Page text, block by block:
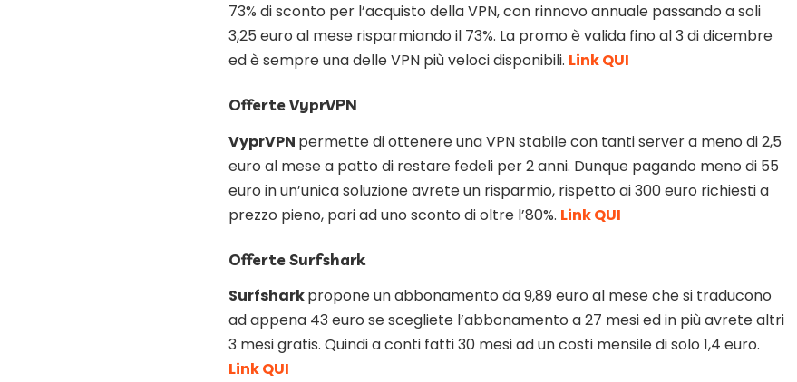
73% di sconto per l’acquisto della VPN, con rinnovo annuale passando a soli
3,25 euro al mese risparmiando il 73%. La promo è valida fino al 3 di dicembre
ed è sempre una delle VPN più veloci disponibili. Link QUI
Offerte VyprVPN
VyprVPN permette di ottenere una VPN stabile con tanti server a meno di 2,5
euro al mese a patto di restare fedeli per 2 anni. Dunque pagando meno di 55
euro in un’unica soluzione avrete un risparmio, rispetto ai 300 euro richiesti a
prezzo pieno, pari ad uno sconto di oltre l’80%. Link QUI
Offerte Surfshark
Surfsharkpropone un abbonamento da 9,89 euro al mese che si traducono
ad appena 43 euro se scegliete l’abbonamento a 27 mesi ed in più avrete altri
3 mesi gratis. Quindi a conti fatti 30 mesi ad un costi mensile di solo 1,4 euro.
Link QUI